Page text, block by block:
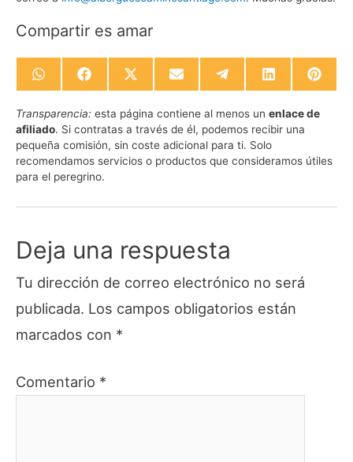
Compartir es amar
Compartir
en
WhatsApp
Compartir
en
Facebook
Compartir
en
X
(Twitter)
Compartir
en
Email
Compartir
en
Telegram
Compartir
en
LinkedIn
en
Transparencia: esta página contiene al menos un enlace de
afiliado. Si contratas a través de él, podemos recibir una
pequeña comisión, sin coste adicional para ti. Solo
recomendamos servicios o productos que consideramos útiles
para el peregrino.
Deja una respuesta
Tu dirección de correo electrónico no será
publicada. Los campos obligatorios están
marcados con *
Comentario *